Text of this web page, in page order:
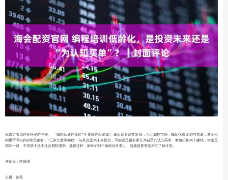
你肯定看到过这样的广告吧——“编程从娃娃抓起”“不要输在起跑线”。最近记者调查发现，少儿编程市场，低龄化培训相当普遍，甚至机
构里“不到3岁的学员都有”。“三岁儿童学编程”，与其说是为未来投资，不如说是很多家长为自己的认知买单。教培机构为了赚钱，肯定是
胡吹一通，不管孩子适不适合都招进来。越是这样，家长们对于编程这件事儿，就越是要有基本的了解才是。
评论员：蒋璟璟
主播：莫凡